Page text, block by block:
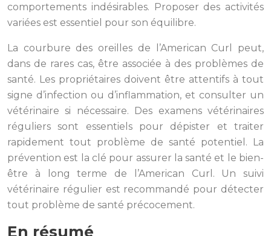
comportements indésirables. Proposer des activités
variées est essentiel pour son équilibre.
La courbure des oreilles de l’American Curl peut,
dans de rares cas, être associée à des problèmes de
santé. Les propriétaires doivent être attentifs à tout
signe d’infection ou d’inflammation, et consulter un
vétérinaire si nécessaire. Des examens vétérinaires
réguliers sont essentiels pour dépister et traiter
rapidement tout problème de santé potentiel. La
prévention est la clé pour assurer la santé et le bien-
être à long terme de l’American Curl. Un suivi
vétérinaire régulier est recommandé pour détecter
tout problème de santé précocement.
En résumé